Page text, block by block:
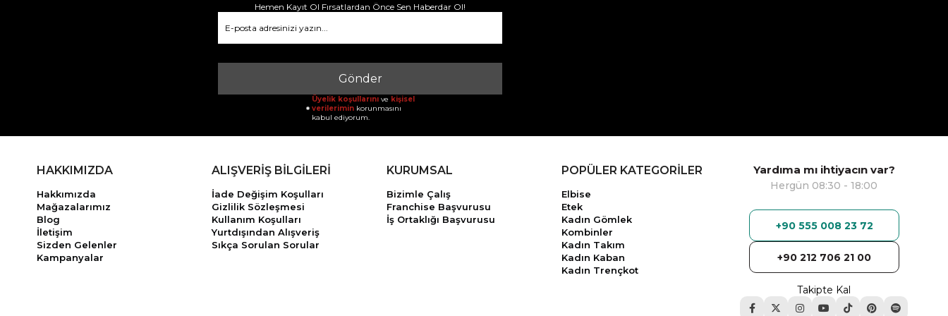
Hemen Kayıt Ol Fırsatlardan Önce Sen Haberdar Ol!
Gönder
Üyelik koşullarını ve kişisel
verilerimin korunmasını
kabul ediyorum.
HAKKIMIZDA
Hakkımızda
Mağazalarımız
Blog
İletişim
Sizden Gelenler
Kampanyalar
ALIŞVERİŞ BİLGİLERİ
İade Değişim Koşulları
Gizlilik Sözleşmesi
Kullanım Koşulları
Yurtdışından Alışveriş
Sıkça Sorulan Sorular
KURUMSAL
Bizimle Çalış
Franchise Başvurusu
İş Ortaklığı Başvurusu
POPÜLER KATEGORİLER
Elbise
Etek
Kadın Gömlek
Kombinler
Kadın Takım
Kadın Kaban
Kadın Trençkot
Yardıma mı ihtiyacın var?
Hergün 08:30 - 18:00
+90 555 008 23 72
+90 212 706 21 00
Takipte Kal